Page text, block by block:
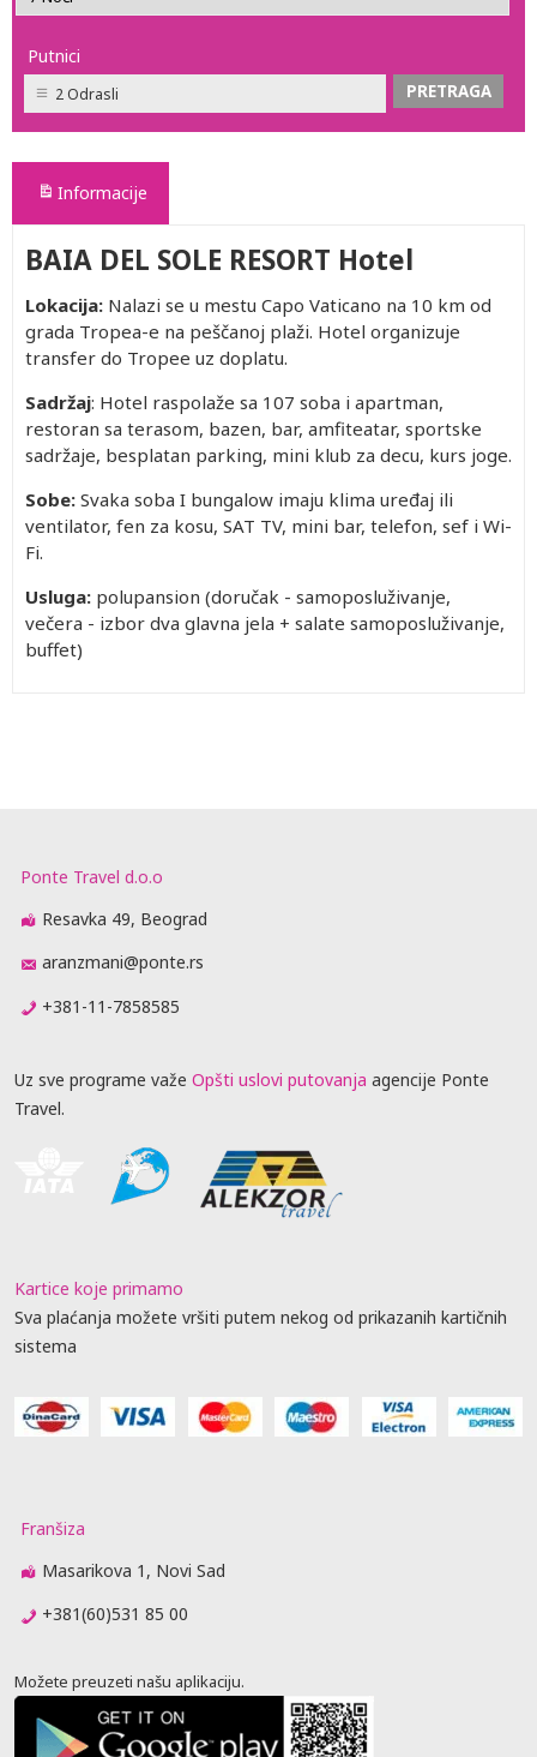
Putnici
2 Odrasli
Informacije
BAIA DEL SOLE RESORT Hotel
Lokacija: Nalazi se u mestu Capo Vaticano na 10 km od
grada Tropea-e na peščanoj plaži. Hotel organizuje
transfer do Tropee uz doplatu.
Sadržaj: Hotel raspolaže sa 107 soba i apartman,
restoran sa terasom, bazen, bar, amfiteatar, sportske
sadržaje, besplatan parking, mini klub za decu, kurs joge.
Sobe: Svaka soba I bungalow imaju klima uređaj ili
ventilator, fen za kosu, SAT TV, mini bar, telefon, sef i Wi-
Fi.
Usluga: polupansion (doručak - samoposluživanje,
večera - izbor dva glavna jela + salate samoposluživanje,
buffet)
Ponte Travel d.o.o
Resavka 49, Beograd
aranzmani@ponte.rs
+381-11-7858585
Uz sve programe važe Opšti uslovi putovanja agencije Ponte
Travel.
Kartice koje primamo
Sva plaćanja možete vršiti putem nekog od prikazanih kartičnih
sistema
Franšiza
Masarikova 1, Novi Sad
+381(60)531 85 00
Možete preuzeti našu aplikaciju.